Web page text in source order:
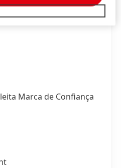
Marca de Confiança